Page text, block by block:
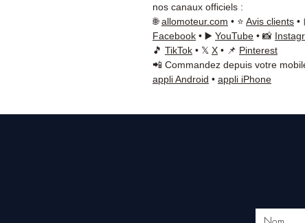
nos canaux officiels :
🌐allomoteur.com • ⭐ Avis clients •
Facebook • ▶️ YouTube • 📸
🎵 TikTok • 𝕏 X • 📌 Pinterest
📲 Commandez depuis votre
appli Android • appli iPhone